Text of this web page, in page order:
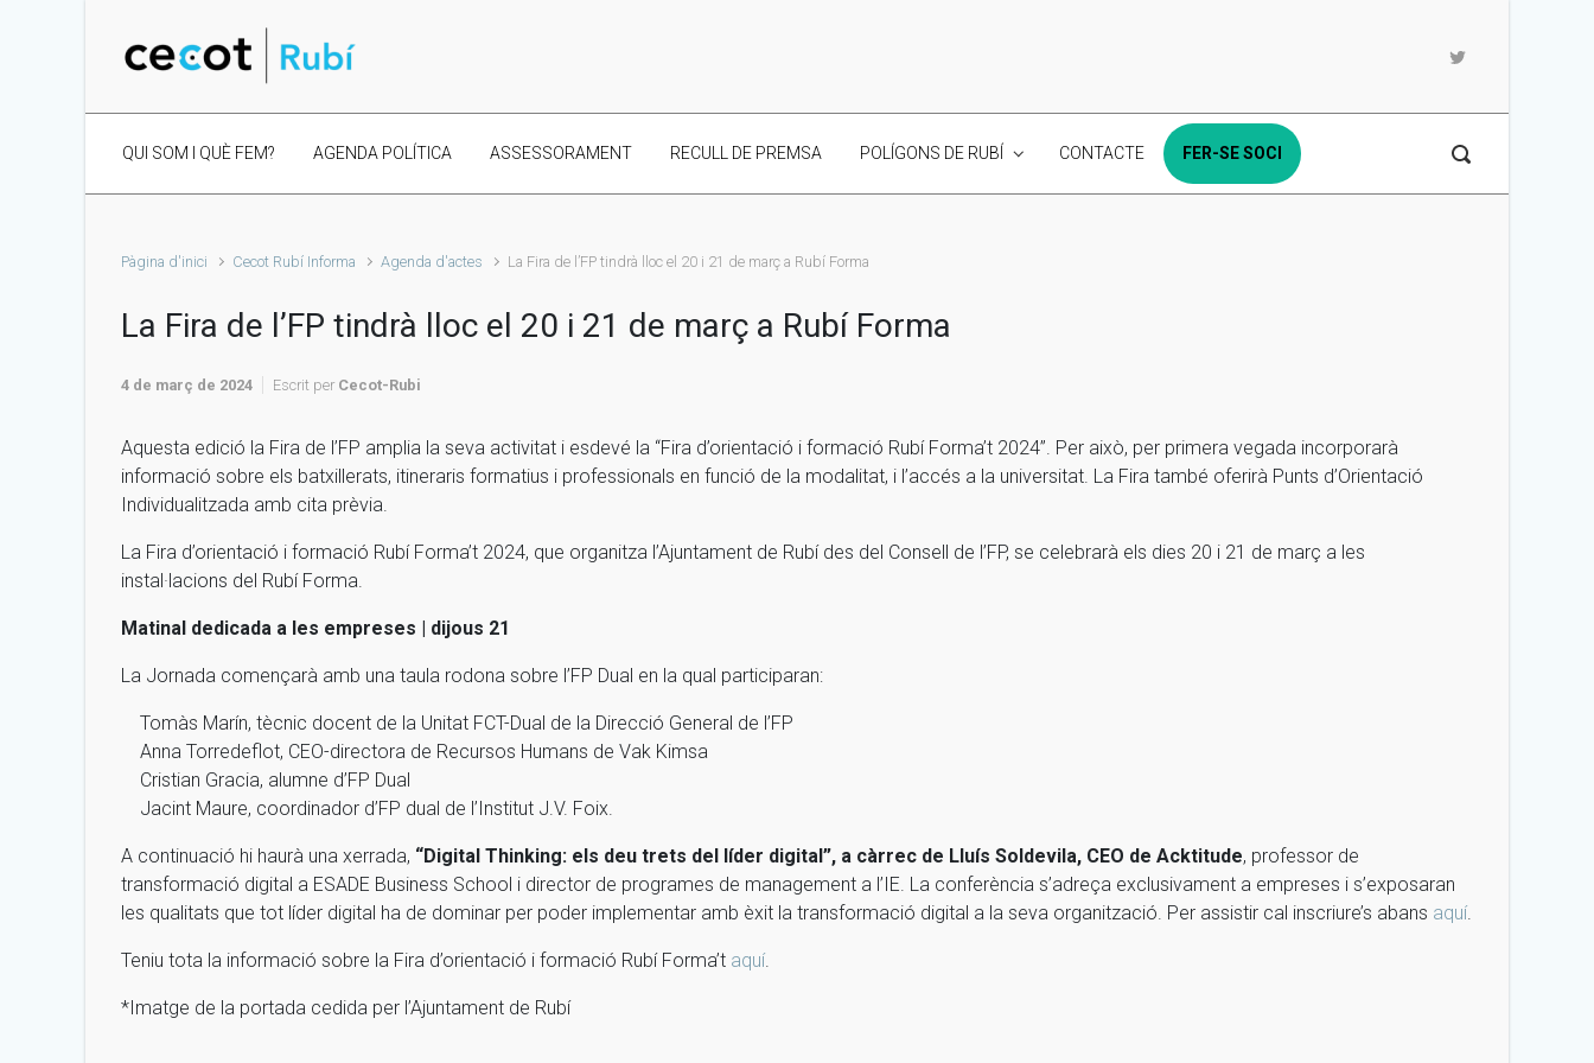
QUI SOM I QUÈ FEM? AGENDA POLÍTICA ASSESSORAMENT RECULL DE PREMSA POLÍGONS DE RUBÍ CONTACTE FER-SE SOCI
Pàgina d'inici Cecot Rubí Informa Agenda d'actes La Fira de l’FP tindrà lloc el 20 i 21 de març a Rubí Forma
La Fira de l’FP tindrà lloc el 20 i 21 de març a Rubí Forma
4 de març de 2024 Escrit per Cecot-Rubi
Aquesta edició la Fira de l’FP amplia la seva activitat i esdevé la “Fira d’orientació i formació Rubí Forma’t 2024”. Per això, per primera vegada incorporarà
informació sobre els batxillerats, itineraris formatius i professionals en funció de la modalitat, i l’accés a la universitat. La Fira també oferirà Punts d’Orientació
Individualitzada amb cita prèvia.
La Fira d’orientació i formació Rubí Forma’t 2024, que organitza l’Ajuntament de Rubí des del Consell de l’FP, se celebrarà els dies 20 i 21 de març a les
instal·lacions del Rubí Forma.
Matinal dedicada a les empreses | dijous 21
La Jornada començarà amb una taula rodona sobre l’FP Dual en la qual participaran:
Tomàs Marín, tècnic docent de la Unitat FCT-Dual de la Direcció General de l’FP
Anna Torredeflot, CEO-directora de Recursos Humans de Vak Kimsa
Cristian Gracia, alumne d’FP Dual
Jacint Maure, coordinador d’FP dual de l’Institut J.V. Foix.
A continuació hi haurà una xerrada, “Digital Thinking: els deu trets del líder digital”, a càrrec de Lluís Soldevila, CEO de Acktitude, professor de
transformació digital a ESADE Business School i director de programes de management a l’IE. La conferència s’adreça exclusivament a empreses i s’exposaran
les qualitats que tot líder digital ha de dominar per poder implementar amb èxit la transformació digital a la seva organització. Per assistir cal inscriure’s abans aquí.
Teniu tota la informació sobre la Fira d’orientació i formació Rubí Forma’t aquí.
*Imatge de la portada cedida per l’Ajuntament de Rubí